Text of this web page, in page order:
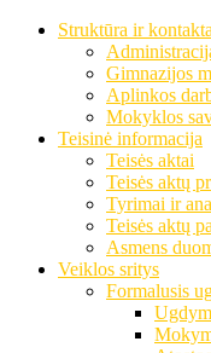
Struktūra ir
Gimnazijos
Aplinkos
Mokyklos
Teisinė informacija
Teisės aktai
Teisės aktų
Tyrimai ir
Teisės aktų
Asmens
Veiklos sritys
Formalusis